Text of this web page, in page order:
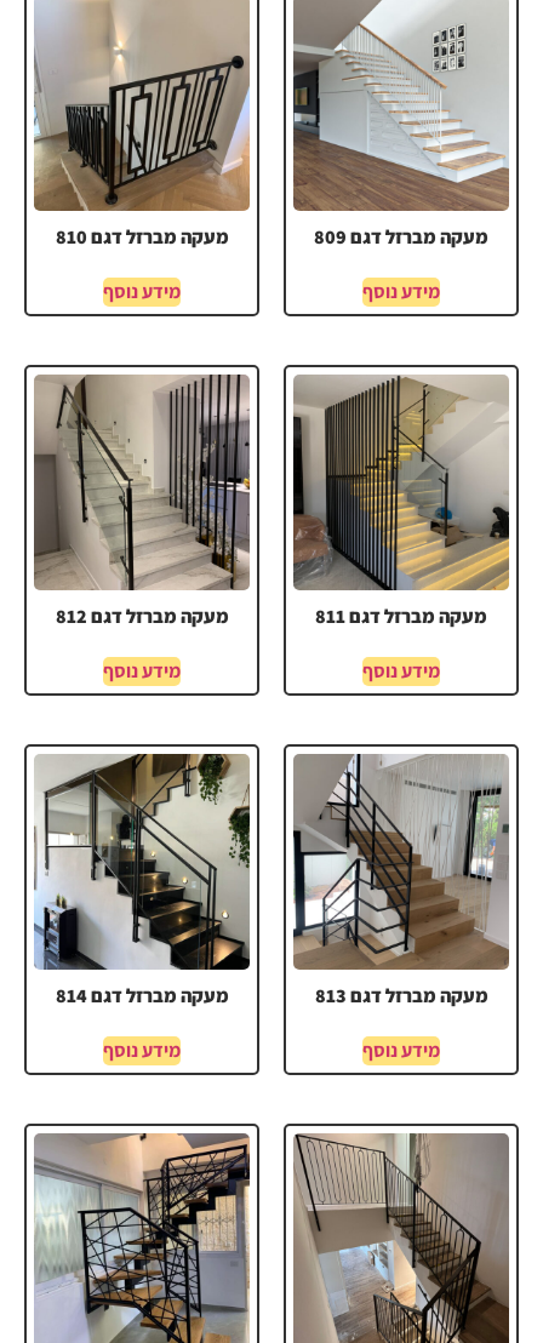
מעקה מברזל דגם 809
מידע נוסף
מעקה מברזל דגם 810
מידע נוסף
מעקה מברזל דגם 811
מידע נוסף
מעקה מברזל דגם 812
מידע נוסף
מעקה מברזל דגם 813
מידע נוסף
מעקה מברזל דגם 814
מידע נוסף